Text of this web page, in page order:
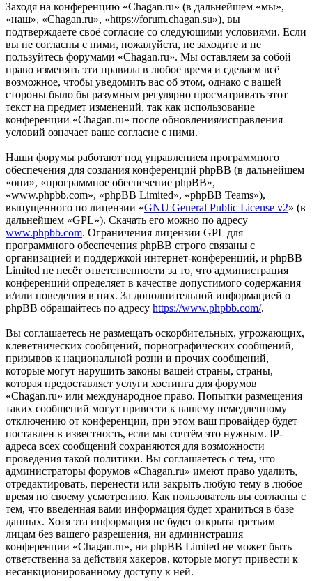
Заходя на конференцию «Chagan.ru» (в дальнейшем «мы»,
«наш», «Chagan.ru», «https://forum.chagan.su»), вы
подтверждаете своё согласие со следующими условиями. Если
вы не согласны с ними, пожалуйста, не заходите и не
пользуйтесь форумами «Chagan.ru». Мы оставляем за собой
право изменять эти правила в любое время и сделаем всё
возможное, чтобы уведомить вас об этом, однако с вашей
стороны было бы разумным регулярно просматривать этот
текст на предмет изменений, так как использование
конференции «Chagan.ru» после обновления/исправления
условий означает ваше согласие с ними.
Наши форумы работают под управлением программного
обеспечения для создания конференций phpBB (в дальнейшем
«они», «программное обеспечение phpBB»,
«www.phpbb.com», «phpBB Limited», «phpBB Teams»),
выпущенного по лицензии «GNU General Public License v2» (в
дальнейшем «GPL»). Скачать его можно по адресу
www.phpbb.com. Ограничения лицензии GPL для
программного обеспечения phpBB строго связаны с
организацией и поддержкой интернет-конференций, и phpBB
Limited не несёт ответственности за то, что администрация
конференций определяет в качестве допустимого содержания
и/или поведения в них. За дополнительной информацией о
phpBB обращайтесь по адресу https://www.phpbb.com/.
Вы соглашаетесь не размещать оскорбительных, угрожающих,
клеветнических сообщений, порнографических сообщений,
призывов к национальной розни и прочих сообщений,
которые могут нарушить законы вашей страны, страны,
которая предоставляет услуги хостинга для форумов
«Chagan.ru» или международное право. Попытки размещения
таких сообщений могут привести к вашему немедленному
отключению от конференции, при этом ваш провайдер будет
поставлен в известность, если мы сочтём это нужным. IP-
адреса всех сообщений сохраняются для возможности
проведения такой политики. Вы соглашаетесь с тем, что
администраторы форумов «Chagan.ru» имеют право удалить,
отредактировать, перенести или закрыть любую тему в любое
время по своему усмотрению. Как пользователь вы согласны с
тем, что введённая вами информация будет храниться в базе
данных. Хотя эта информация не будет открыта третьим
лицам без вашего разрешения, ни администрация
конференции «Chagan.ru», ни phpBB Limited не может быть
ответственна за действия хакеров, которые могут привести к
несанкционированному доступу к ней.